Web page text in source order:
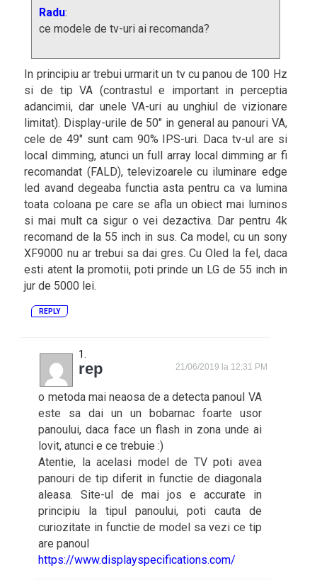
Radu:
ce modele de tv-uri ai recomanda?
In principiu ar trebui urmarit un tv cu panou de 100 Hz
si de tip VA (contrastul e important in perceptia
adancimii, dar unele VA-uri au unghiul de vizionare
limitat). Display-urile de 50″ in general au panouri VA,
cele de 49″ sunt cam 90% IPS-uri. Daca tv-ul are si
local dimming, atunci un full array local dimming ar fi
recomandat (FALD), televizoarele cu iluminare edge
led avand degeaba functia asta pentru ca va lumina
toata coloana pe care se afla un obiect mai luminos
si mai mult ca sigur o vei dezactiva. Dar pentru 4k
recomand de la 55 inch in sus. Ca model, cu un sony
XF9000 nu ar trebui sa dai gres. Cu Oled la fel, daca
esti atent la promotii, poti prinde un LG de 55 inch in
jur de 5000 lei.
REPLY
rep 21/06/2019 la 12:31 PM
o metoda mai neaosa de a detecta panoul VA
este sa dai un un bobarnac foarte usor
panoului, daca face un flash in zona unde ai
lovit, atunci e ce trebuie :)
Atentie, la acelasi model de TV poti avea
panouri de tip diferit in functie de diagonala
aleasa. Site-ul de mai jos e accurate in
principiu la tipul panoului, poti cauta de
curiozitate in functie de model sa vezi ce tip
are panoul
https://www.displayspecifications.com/